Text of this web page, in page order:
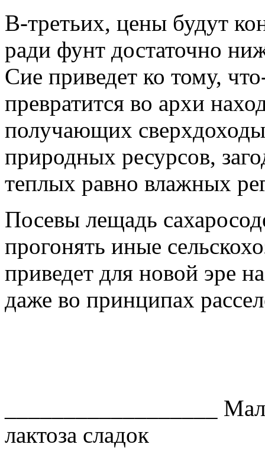
В-третьих, цены будут
ради фунт достаточно
Сие приведет ко тому,
превратится во архи
получающих
природных ресурсов,
теплых равно влажных
Посевы лещадь
прогонять иные
приведет для новой эре
даже во принципах
__________________
лактоза сладок